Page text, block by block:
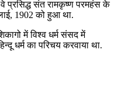
वे प्रसिद्ध संत रामकृष्ण परमहंस के
1902 को हुआ था.
में विश्व धर्म संसद में
धर्म का परिचय करवाया था.